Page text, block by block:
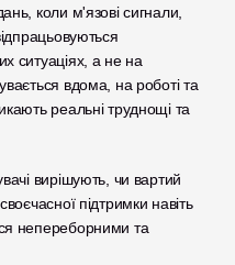
коли м'язові сигнали,
ситуаціях, а не на
вдома, на роботі та
реальні труднощі та
вирішують, чи вартий
підтримки навіть
непереборними та